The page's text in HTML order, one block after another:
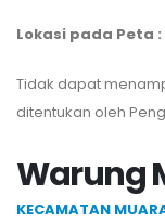
Warung
KECAMATAN
Lokasi pada Peta :
Tidak dapat
ditentukan oleh